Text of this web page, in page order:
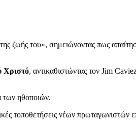
ζωής του», σημειώνοντας πως
Χριστό, αντικαθιστώντας τον Jim
των ηθοποιών.
τοποθετήσεις νέων πρωταγωνιστών